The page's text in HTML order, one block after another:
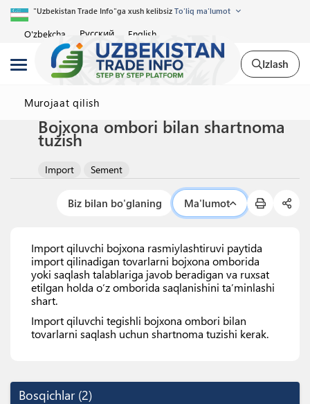
"Uzbekistan Trade Info"ga xush kelibsiz To'liq ma'lumot
O'zbekcha Русский English
Izlash
Murojaat qilish
Bojxona ombori bilan shartnoma
tuzish
Import Sement
Biz bilan bo'glaning Ma'lumot
Import qiluvchi bojxona rasmiylashtiruvi paytida
import qilinadigan tovarlarni bojxona omborida
yoki saqlash talablariga javob beradigan va ruxsat
etilgan holda o‘z omborida saqlanishini ta’minlashi
shart.
Import qiluvchi tegishli bojxona ombori bilan
tovarlarni saqlash uchun shartnoma tuzishi kerak.
Bosqichlar (2)